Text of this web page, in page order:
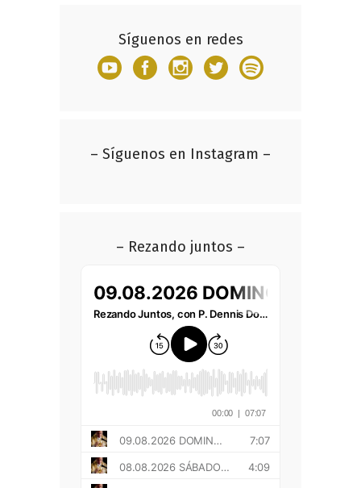
Síguenos en redes
– Síguenos en Instagram –
– Rezando juntos –